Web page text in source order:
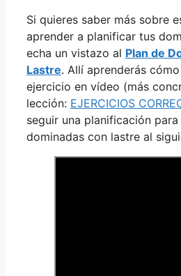
Si quieres saber más sobre
aprender a planificar tus
echa un vistazo al Plan de
Lastre. Allí aprenderás
ejercicio en vídeo (más
lección: EJERCICIOS
seguir una planificación
dominadas con lastre al